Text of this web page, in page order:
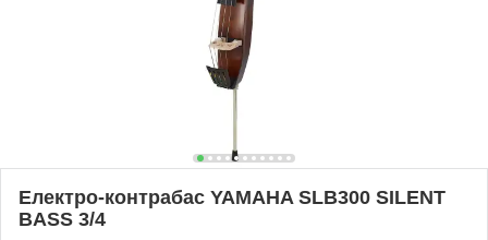
Електро-контрабас YAMAHA SLB300 SILENT
BASS 3/4